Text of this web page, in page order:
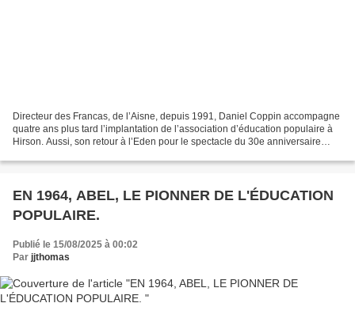
Directeur des Francas, de l’Aisne, depuis 1991, Daniel Coppin accompagne
quatre ans plus tard l’implantation de l’association d’éducation populaire à
Hirson. Aussi, son retour à l’Eden pour le spectacle du 30e anniversaire
EN 1964, ABEL, LE PIONNER DE L'ÉDUCATION
POPULAIRE.
Publié le 15/08/2025 à 00:02
Par jjthomas